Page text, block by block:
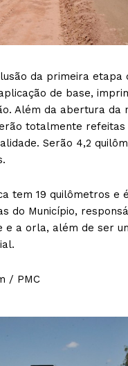
da primeira etapa
de base,
Além da abertura da
totalmente refeitas
Serão 4,2
tem 19 quilômetros e
do Município,
e a orla, além de ser
/ PMC